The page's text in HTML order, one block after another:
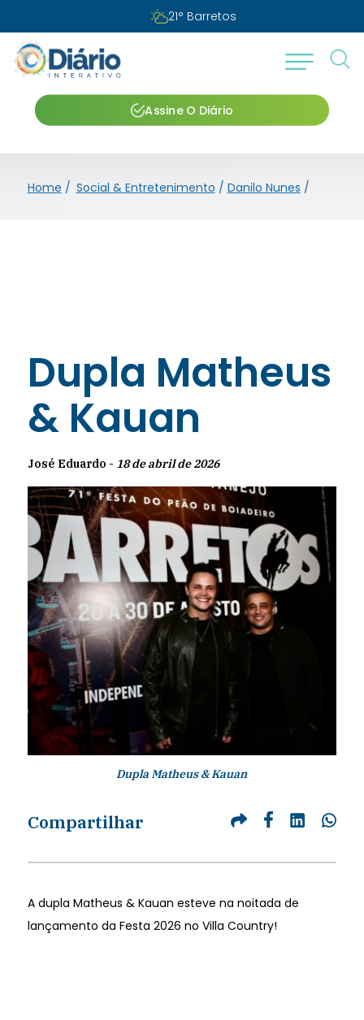
21° Barretos
Assine O Diário
Home / Social & Entretenimento / Danilo Nunes /
Dupla Matheus
& Kauan
José Eduardo - 18 de abril de 2026
Dupla Matheus & Kauan
Compartilhar
A dupla Matheus & Kauan esteve na noitada de
lançamento da Festa 2026 no Villa Country!